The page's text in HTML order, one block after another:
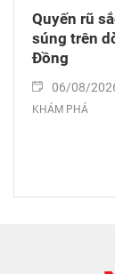
Quyến rũ
súng trên
Đồng
06/08/
KHÁM PHÁ